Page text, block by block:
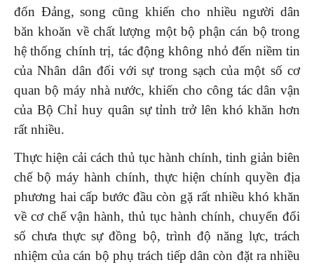
đốn Đảng, song cũng khiến cho nhiều người dân
băn khoăn về chất lượng một bộ phận cán bộ trong
hệ thống chính trị, tác động không nhỏ đến niềm tin
của Nhân dân đối với sự trong sạch của một số cơ
quan bộ máy nhà nước, khiến cho công tác dân vận
của Bộ Chỉ huy quân sự tỉnh trở lên khó khăn hơn
rất nhiều.
Thực hiện cải cách thủ tục hành chính, tinh giản biên
chế bộ máy hành chính, thực hiện chính quyền địa
phương hai cấp bước đầu còn gặ rất nhiều khó khăn
về cơ chế vận hành, thủ tục hành chính, chuyển đổi
số chưa thực sự đồng bộ, trình độ năng lực, trách
nhiệm của cán bộ phụ trách tiếp dân còn đặt ra nhiều